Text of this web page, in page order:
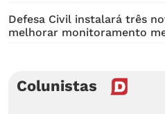
Defesa Civil instalará três
melhorar monitoramento
Colunistas